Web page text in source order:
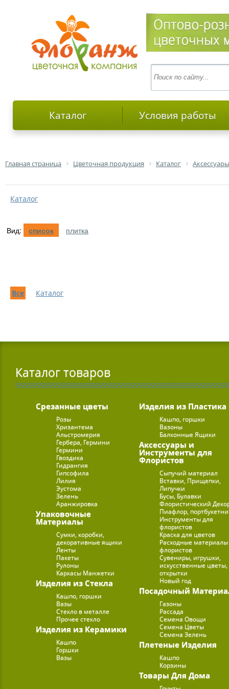
Каталог Условия работы
Главная страница Цветочная продукция Каталог
Каталог
Вид: список плитка
Все Каталог
Каталог товаров
Срезанные цветы
Розы
Хризантема
Альстромерия
Гербера, Гермини
Гермини
Гвоздика
Гидрангия
Гипсофила
Лилия
Эустома
Зелень
Аранжировка
Упаковочные
Материалы
Сумки, коробки,
декоративные ящики
Ленты
Пакеты
Рулоны
Каркасы Манжетки
Изделия из Стекла
Кашпо, горшки
Вазы
Стекло в металле
Прочее стекло
Изделия из Керамики
Кашпо
Горшки
Вазы
Изделия из Пластика
Кашпо, горшки
Вазоны
Балконные Ящики
Аксессуары и
Инструменты для
Флористов
Сыпучий материал
Вставки, Прищепки,
Липучки
Бусы, Булавки
Флористический
Пиафлор,
Инструменты для
флористов
Краска для цветов
Расходные
флористов
Сувениры, игрушки,
искусственные цветы,
открытки
Новый год
Посадочный
Газоны
Рассада
Семена Овощи
Семена Цветы
Семена Зелень
Плетеные Изделия
Кашпо
Корзины
Товары Для Дома